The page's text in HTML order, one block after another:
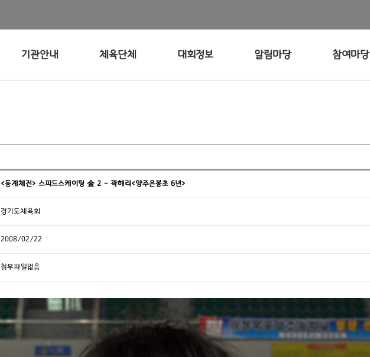
기관안내 체육단체 대회정보 알림마당 참여마당
<동계체전> 스피드스케이팅 金 2 – 곽해리<양주은봉초 6년>
경기도체육회
2008/02/22
첨부파일없음